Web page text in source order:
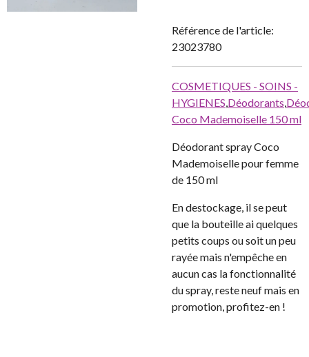
Référence de l'article:
23023780
COSMETIQUES - SOINS -
HYGIENES,Déodorants,
Coco Mademoiselle 150 ml
Déodorant spray Coco
Mademoiselle pour femme
de 150 ml
En destockage, il se peut
que la bouteille ai quelques
petits coups ou soit un peu
rayée mais n'empêche en
aucun cas la fonctionnalité
du spray, reste neuf mais en
promotion, profitez-en !